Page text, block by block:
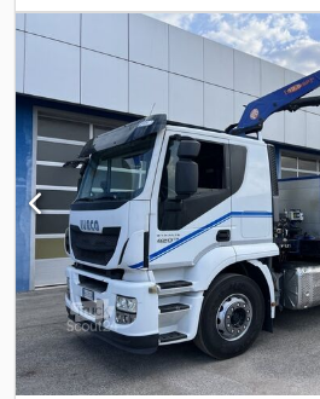
iekraušanas telpas augstums:350 mm,
3,1 m³, krāsa: , būvniecības
1 913 mm